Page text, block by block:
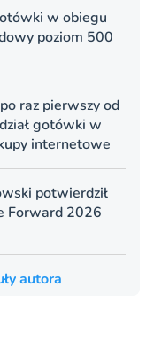
w obiegu
poziom 500
raz pierwszy od
gotówki w
internetowe
potwierdził
Forward 2026
autora